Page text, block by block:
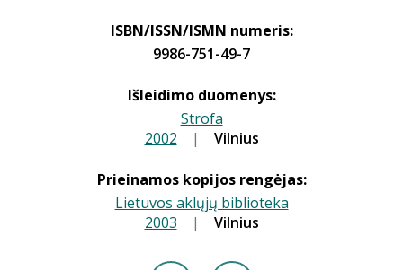
ISBN/ISSN/ISMN numeris:
9986-751-49-7
Išleidimo duomenys:
Strofa
2002 | Vilnius
Prieinamos kopijos rengėjas:
Lietuvos aklųjų biblioteka
2003 | Vilnius